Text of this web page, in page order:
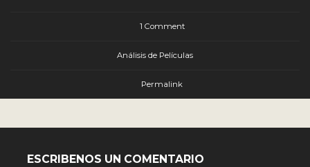
1 Comment
Análisis de Películas
Permalink
ESCRIBENOS UN COMENTARIO